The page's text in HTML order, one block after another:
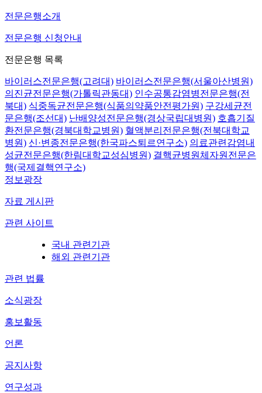
전문은행소개
전문은행 신청안내
전문은행 목록
바이러스전문은행(고려대) 바이러스전문은행(서울아산병원)
의진균전문은행(가톨릭관동대) 인수공통감염병전문은행(전
북대) 식중독균전문은행(식품의약품안전평가원) 구강세균전
문은행(조선대) 난배양성전문은행(경상국립대병원) 호흡기질
환전문은행(경북대학교병원) 혈액분리전문은행(전북대학교
병원) 신·변종전문은행(한국파스퇴르연구소) 의료관련감염내
성균전문은행(한림대학교성심병원) 결핵균병원체자원전문은
행(국제결핵연구소)
정보광장
자료 게시판
관련 사이트
국내 관련기관
해외 관련기관
관련 법률
소식광장
홍보활동
언론
공지사항
연구성과